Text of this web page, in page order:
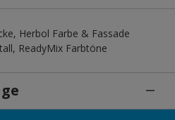
Herbol Farbe & Fassade
ReadyMix Farbtöne